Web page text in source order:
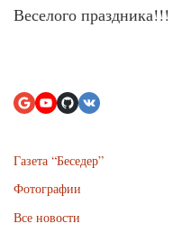
Веселого праздника!!!
Газета “Беседер”
Фотографии
Все новости